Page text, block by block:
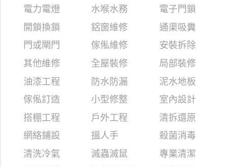
電力電燈 水喉水務
電子門鎖
開鎖換鎖
鋁窗維修
通渠吸糞
門或閘門
傢俬維修
安裝拆除
其他維修
全屋裝修
局部裝修
油漆工程
防水防漏
泥水地板
傢俬訂造
小型修整
室內設計
搭棚工程
戶外工程
清拆還原
網絡鋪設
搵人手
殺菌消毒
清洗冷氣
滅蟲滅鼠
專業清潔